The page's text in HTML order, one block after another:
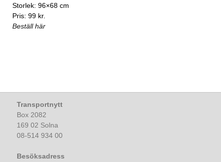
Storlek: 96×68 cm
Pris: 99 kr.
Beställ här
Transportnytt
Box 2082
169 02 Solna
08-514 934 00
Besöksadress